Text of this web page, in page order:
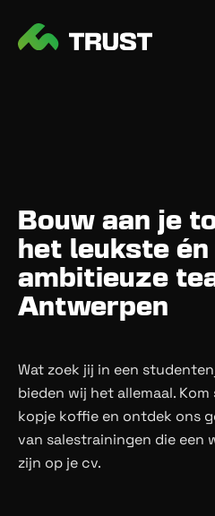
Bouw aan je
het leukste
ambitieuze
Antwerpen
Wat zoek jij in een
bieden wij het allemaal.
kopje koffie en ontdek ons
van salestrainingen die een
zijn op je cv.